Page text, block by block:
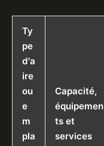
Ty
pe
d'a
ire
ou
e
m
pla
Capacité,
équipemen
ts et
services